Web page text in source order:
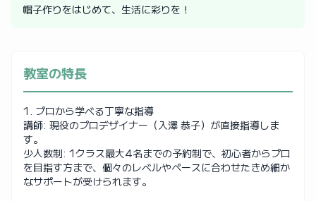
帽子作りをはじめて、生活に彩りを！
教室の特長
1. プロから学べる丁寧な指導
講師: 現役のプロデザイナー（入澤 恭子）が直接指導しま
す。
少人数制: 1クラス最大4名までの予約制で、初心者からプロ
を目指す方まで、個々のレベルやペースに合わせたきめ細か
なサポートが受けられます。